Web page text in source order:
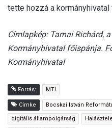
tette hozzá a kormányhivatal
Címlapkép: Tarnai Richárd,
Kormányhivatal főispánja.
Kormányhivatal
Forrás: MTI
Címke Bocskai István
digitális állampolgárság